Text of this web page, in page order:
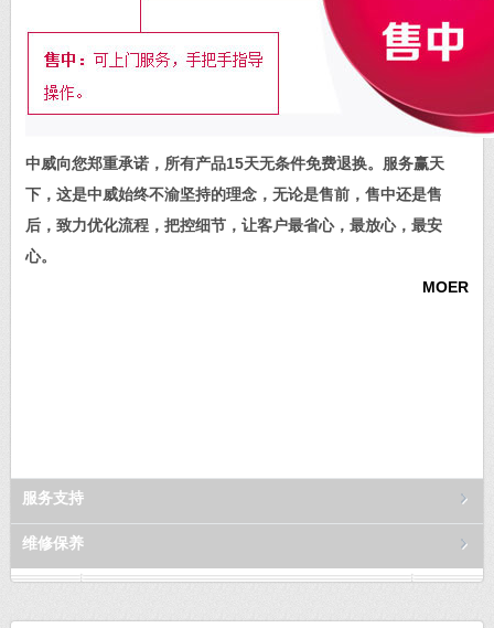
中威向您郑重承诺，所有产品15天无条件免费退换。服务赢天
下，这是中威始终不渝坚持的理念，无论是售前，售中还是售
后，致力优化流程，把控细节，让客户最省心，最放心，最安
心。
MOER
服务支持
维修保养